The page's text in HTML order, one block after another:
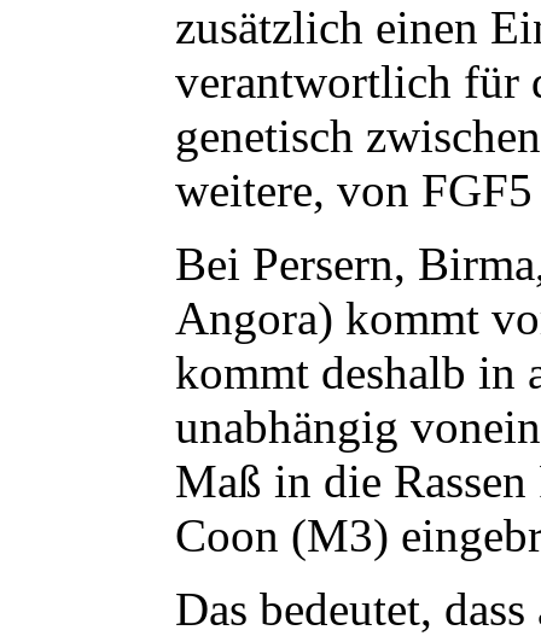
zusätzlich einen
verantwortlich für
genetisch
weitere, von
Bei Persern,
Angora) kommt
kommt deshalb in
unabhängig
Maß in die
Coon (M3)
Das bedeutet,